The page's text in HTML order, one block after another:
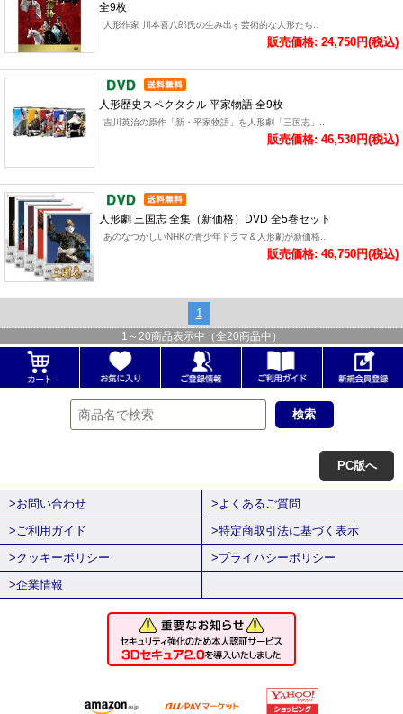
全9枚
人形作家 川本喜八郎氏の生み出す芸術的な人形たち..
販売価格: 24,750円(税込)
人形歴史スペクタクル 平家物語 全9枚
吉川英治の原作「新・平家物語」を人形劇「三国志」..
販売価格: 46,530円(税込)
人形劇 三国志 全集（新価格）DVD 全5巻セット
あのなつかしいNHKの青少年ドラマ＆人形劇が新価格..
販売価格: 46,750円(税込)
1
1 ～ 20商品表示中（全20商品中）
PC版へ
>お問い合わせ
>よくあるご質問
>ご利用ガイド
>特定商取引法に基づく表示
>クッキーポリシー
>プライバシーポリシー
>企業情報